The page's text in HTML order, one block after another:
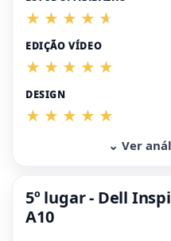
EDIÇÃO VÍDEO
DESIGN
⌄ Ver
5º lugar - Dell
A10